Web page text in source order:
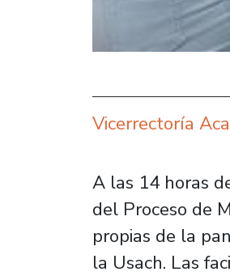
Vicerrectoría
A las 14 horas
del Proceso de
propias de la
la Usach. Las